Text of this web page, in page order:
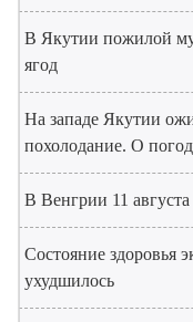
В Якутии пожилой
ягод
На западе Якутии
похолодание. О
В Венгрии 11
Состояние здоровья
ухудшилось